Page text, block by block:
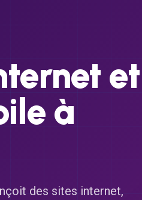
et
à
des sites internet,